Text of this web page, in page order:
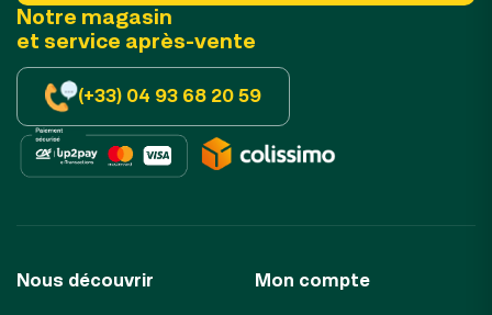
Notre magasin
et service après-vente
(+33) 04 93 68 20 59
Nous découvrir Mon compte